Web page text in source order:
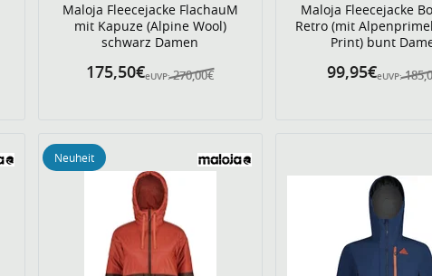
Maloja Fleecejacke FlachauM
mit Kapuze (Alpine Wool)
schwarz Damen
eUVP: 270,00€
175,50€
Maloja Fleecejacke
Retro (mit
Print) bunt
eUVP:
99,95€
Neuheit